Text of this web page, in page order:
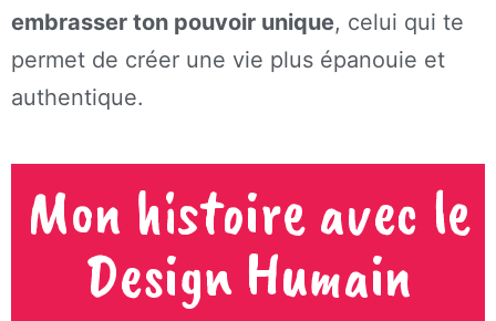
embrasser ton pouvoir unique, celui qui te
permet de créer une vie plus épanouie et
authentique.
Mon histoire avec le
Design Humain